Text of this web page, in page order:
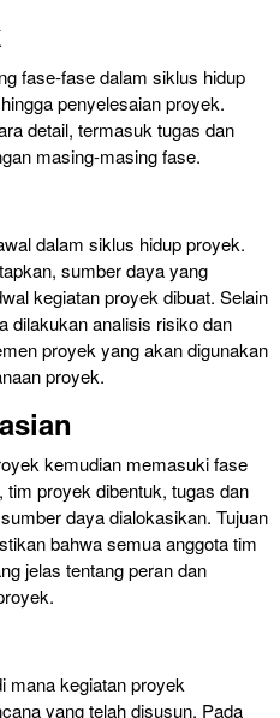
fase-fase dalam siklus hidup
penyelesaian proyek.
detail, termasuk tugas dan
masing-masing fase.
dalam siklus hidup proyek.
sumber daya yang
kegiatan proyek dibuat. Selain
dilakukan analisis risiko dan
proyek yang akan digunakan
proyek.
kemudian memasuki fase
proyek dibentuk, tugas dan
daya dialokasikan. Tujuan
bahwa semua anggota tim
jelas tentang peran dan
mana kegiatan proyek
yang telah disusun. Pada